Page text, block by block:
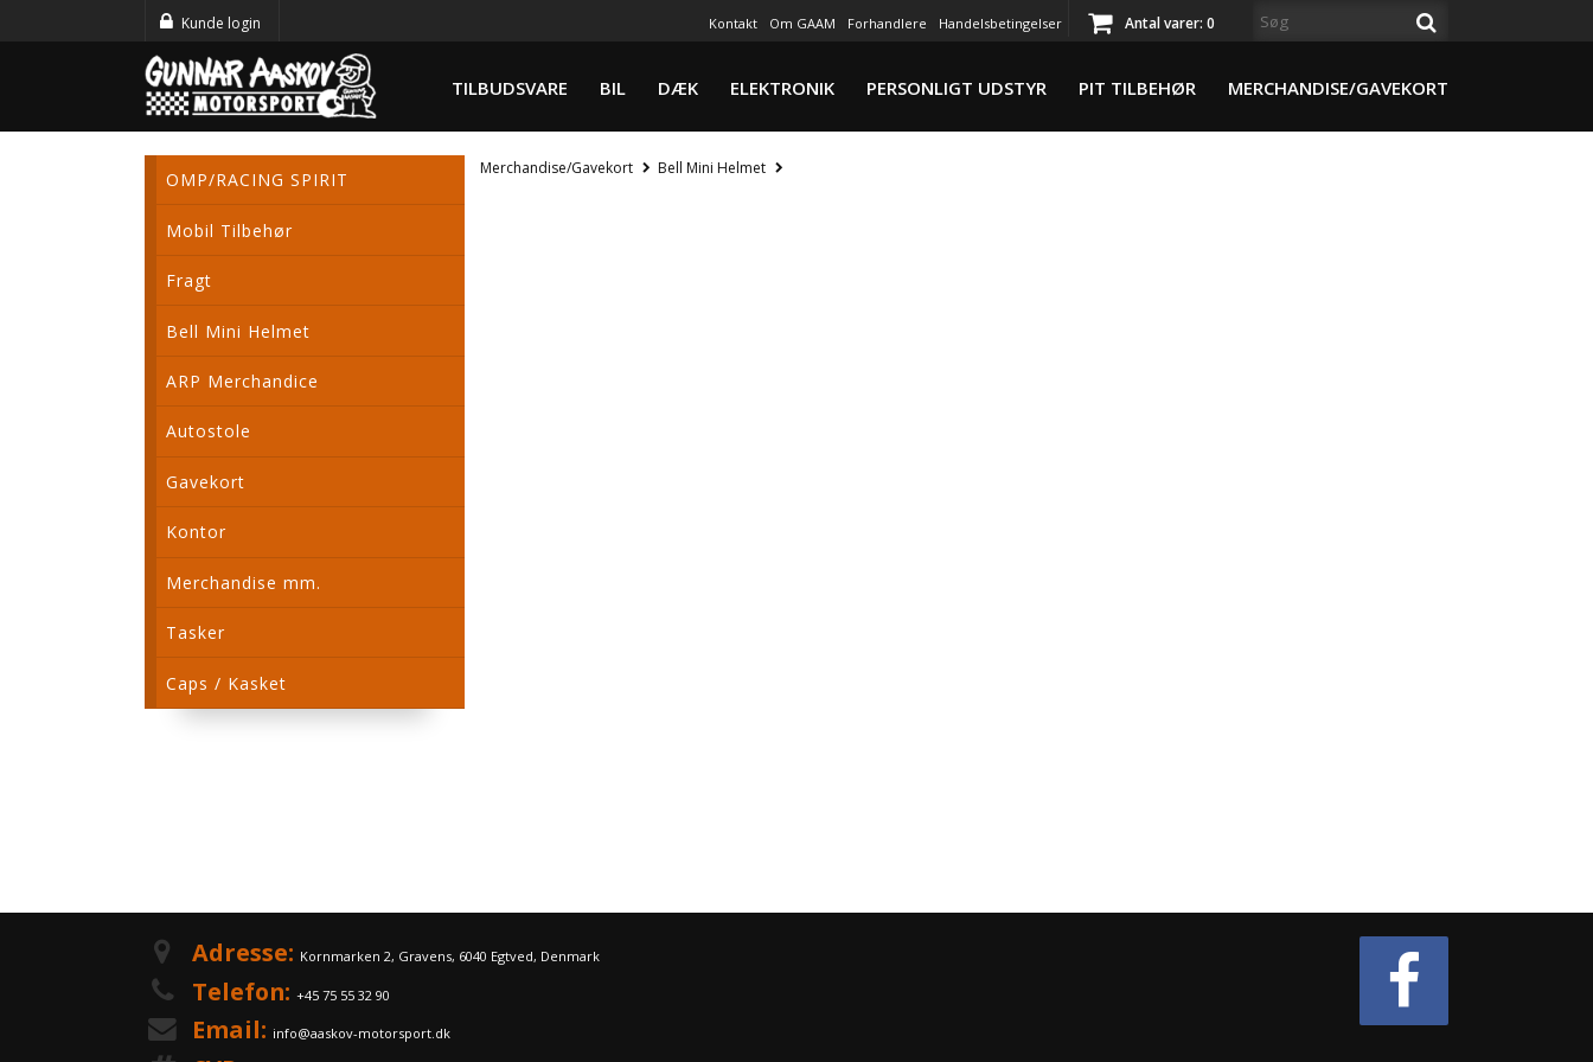
Kunde login Kontakt Om GAAM Forhandlere Handelsbetingelser Antal varer: 0
TILBUDSVARE BIL DÆK ELEKTRONIK PERSONLIGT UDSTYR PIT TILBEHØR MERCHANDISE/GAVEKORT
OMP/RACING SPIRIT
Mobil Tilbehør
Fragt
Bell Mini Helmet
ARP Merchandice
Autostole
Gavekort
Kontor
Merchandise mm.
Tasker
Caps / Kasket
Merchandise/Gavekort Bell Mini Helmet
Adresse: Kornmarken 2, Gravens, 6040 Egtved, Denmark
Telefon: +45 75 55 32 90
Email: info@aaskov-motorsport.dk